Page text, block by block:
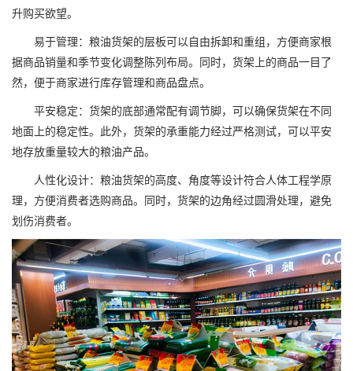
升购买欲望。
易于管理：粮油货架的层板可以自由拆卸和重组，方便商家根
据商品销量和季节变化调整陈列布局。同时，货架上的商品一目了
然，便于商家进行库存管理和商品盘点。
平安稳定：货架的底部通常配有调节脚，可以确保货架在不同
地面上的稳定性。此外，货架的承重能力经过严格测试，可以平安
地存放重量较大的粮油产品。
人性化设计：粮油货架的高度、角度等设计符合人体工程学原
理，方便消费者选购商品。同时，货架的边角经过圆滑处理，避免
划伤消费者。